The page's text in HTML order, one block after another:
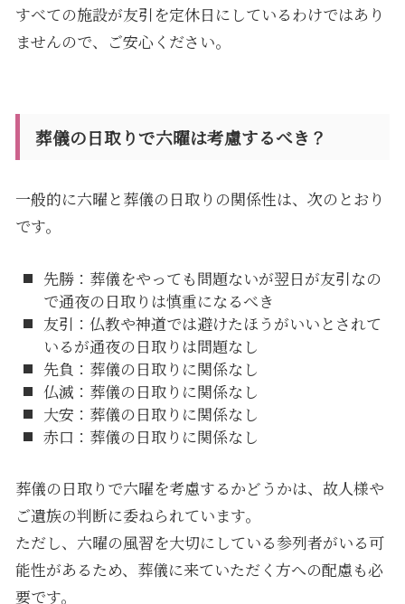
すべての施設が友引を定休日にしているわけではあり
ませんので、ご安心ください。
葬儀の日取りで六曜は考慮するべき？
一般的に六曜と葬儀の日取りの関係性は、次のとおり
です。
先勝：葬儀をやっても問題ないが翌日が友引なの
で通夜の日取りは慎重になるべき
友引：仏教や神道では避けたほうがいいとされて
いるが通夜の日取りは問題なし
先負：葬儀の日取りに関係なし
仏滅：葬儀の日取りに関係なし
大安：葬儀の日取りに関係なし
赤口：葬儀の日取りに関係なし
葬儀の日取りで六曜を考慮するかどうかは、故人様や
ご遺族の判断に委ねられています。
ただし、六曜の風習を大切にしている参列者がいる可
能性があるため、葬儀に来ていただく方への配慮も必
要です。